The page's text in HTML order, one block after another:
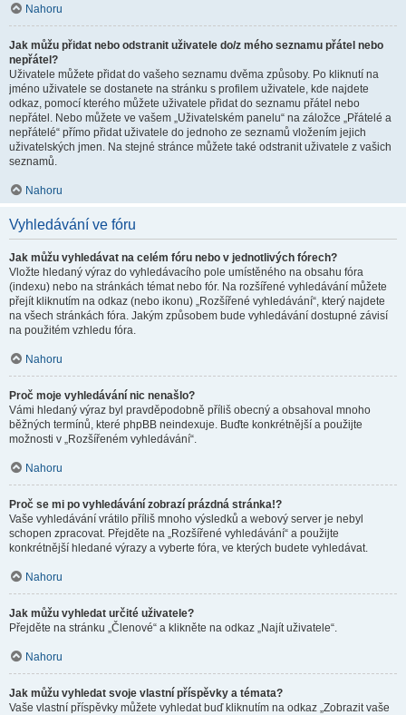
Nahoru
Jak můžu přidat nebo odstranit uživatele do/z mého seznamu přátel nebo
nepřátel?
Uživatele můžete přidat do vašeho seznamu dvěma způsoby. Po kliknutí na
jméno uživatele se dostanete na stránku s profilem uživatele, kde najdete
odkaz, pomocí kterého můžete uživatele přidat do seznamu přátel nebo
nepřátel. Nebo můžete ve vašem „Uživatelském panelu“ na záložce „Přátelé a
nepřátelé“ přímo přidat uživatele do jednoho ze seznamů vložením jejich
uživatelských jmen. Na stejné stránce můžete také odstranit uživatele z vašich
seznamů.
Nahoru
Vyhledávání ve fóru
Jak můžu vyhledávat na celém fóru nebo v jednotlivých fórech?
Vložte hledaný výraz do vyhledávacího pole umístěného na obsahu fóra
(indexu) nebo na stránkách témat nebo fór. Na rozšířené vyhledávání můžete
přejít kliknutím na odkaz (nebo ikonu) „Rozšířené vyhledávání“, který najdete
na všech stránkách fóra. Jakým způsobem bude vyhledávání dostupné závisí
na použitém vzhledu fóra.
Nahoru
Proč moje vyhledávání nic nenašlo?
Vámi hledaný výraz byl pravděpodobně příliš obecný a obsahoval mnoho
běžných termínů, které phpBB neindexuje. Buďte konkrétnější a použijte
možnosti v „Rozšířeném vyhledávání“.
Nahoru
Proč se mi po vyhledávání zobrazí prázdná stránka!?
Vaše vyhledávání vrátilo příliš mnoho výsledků a webový server je nebyl
schopen zpracovat. Přejděte na „Rozšířené vyhledávání“ a použijte
konkrétnější hledané výrazy a vyberte fóra, ve kterých budete vyhledávat.
Nahoru
Jak můžu vyhledat určité uživatele?
Přejděte na stránku „Členové“ a klikněte na odkaz „Najít uživatele“.
Nahoru
Jak můžu vyhledat svoje vlastní příspěvky a témata?
Vaše vlastní příspěvky můžete vyhledat buď kliknutím na odkaz „Zobrazit vaše